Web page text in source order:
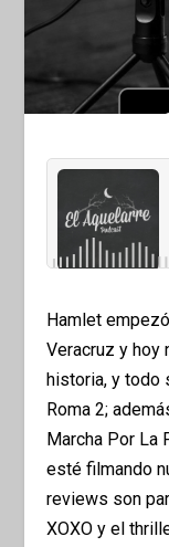
Hamlet
Veracruz y hoy
historia, y todo
Roma 2;
Marcha Por La
esté filmando
reviews son
XOXO y el